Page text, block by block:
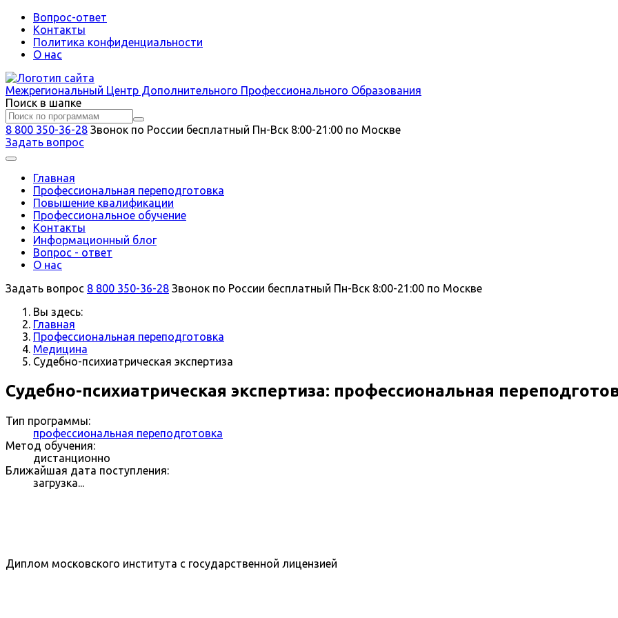
Вопрос-ответ
Контакты
Политика конфиденциальности
О нас
Межрегиональный Центр Дополнительного Профессионального Образования
Поиск в шапке
8 800 350-36-28 Звонок по России бесплатный Пн-Вск 8:00-21:00 по Москве
Задать вопрос
Главная
Профессиональная переподготовка
Повышение квалификации
Профессиональное обучение
Контакты
Информационный блог
Вопрос - ответ
О нас
Задать вопрос 8 800 350-36-28 Звонок по России бесплатный Пн-Вск 8:00-21:00 по Москве
Вы здесь:
Главная
Профессиональная переподготовка
Медицина
Судебно-психиатрическая экспертиза
Судебно-психиатрическая экспертиза: профессиональная
Тип программы:
профессиональная переподготовка
Метод обучения:
дистанционно
Ближайшая дата поступления:
загрузка...
Диплом московского института с государственной лицензией